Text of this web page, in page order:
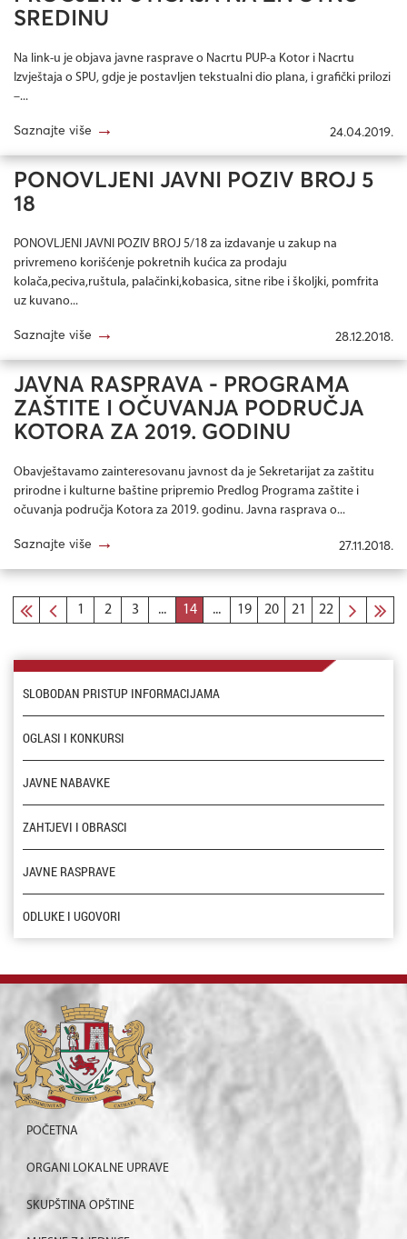
SREDINU
Na link-u je objava javne rasprave o Nacrtu PUP-a Kotor i Nacrtu
Izvještaja o SPU, gdje je postavljen tekstualni dio plana, i grafički prilozi
–...
Saznajte više → 24.04.2019.
PONOVLJENI JAVNI POZIV BROJ 5
18
PONOVLJENI JAVNI POZIV BROJ 5/18 za izdavanje u zakup na
privremeno korišćenje pokretnih kućica za prodaju
kolača,peciva,ruštula, palačinki,kobasica, sitne ribe i školjki, pomfrita
uz kuvano...
Saznajte više → 28.12.2018.
JAVNA RASPRAVA - PROGRAMA
ZAŠTITE I OČUVANJA PODRUČJA
KOTORA ZA 2019. GODINU
Obavještavamo zainteresovanu javnost da je Sekretarijat za zaštitu
prirodne i kulturne baštine pripremio Predlog Programa zaštite i
očuvanja područja Kotora za 2019. godinu. Javna rasprava o...
Saznajte više → 27.11.2018.
1 2 3 ... 14 ... 19 20 21 22
SLOBODAN PRISTUP INFORMACIJAMA
OGLASI I KONKURSI
JAVNE NABAVKE
ZAHTJEVI I OBRASCI
JAVNE RASPRAVE
ODLUKE I UGOVORI
POČETNA
ORGANI LOKALNE UPRAVE
SKUPŠTINA OPŠTINE